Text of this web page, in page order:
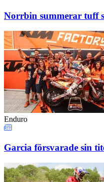
Norrbin summerar tuff
Enduro
Garcia försvarade sin